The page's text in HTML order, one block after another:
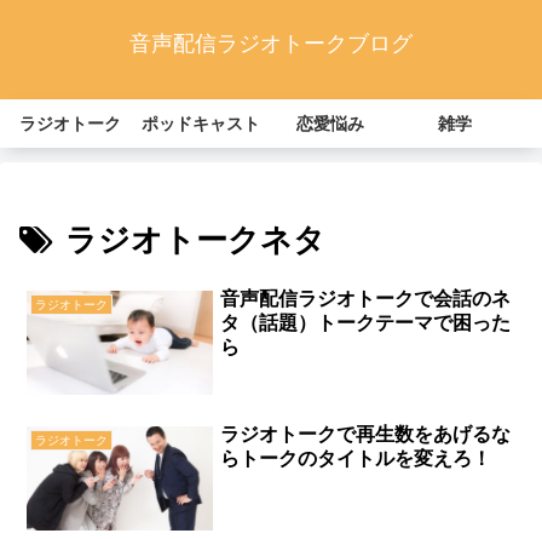
音声配信ラジオトークブログ
ラジオトーク ポッドキャスト 恋愛悩み 雑学
ラジオトークネタ
ラジオトーク
音声配信ラジオトークで会話のネ
タ（話題）トークテーマで困った
ら
ラジオトーク
ラジオトークで再生数をあげるな
らトークのタイトルを変えろ！